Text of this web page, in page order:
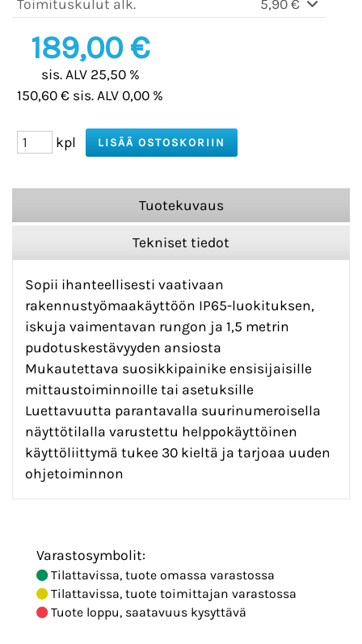
Toimituskulut alk.
5,90 €
189,00 €
sis. ALV 25,50 %
150,60 € sis. ALV 0,00 %
kpl
Tuotekuvaus
Tekniset tiedot
Sopii ihanteellisesti vaativaan
rakennustyömaakäyttöön IP65-luokituksen,
iskuja vaimentavan rungon ja 1,5 metrin
pudotuskestävyyden ansiosta
Mukautettava suosikkipainike ensisijaisille
mittaustoiminnoille tai asetuksille
Luettavuutta parantavalla suurinumeroisella
näyttötilalla varustettu helppokäyttöinen
käyttöliittymä tukee 30 kieltä ja tarjoaa uuden
ohjetoiminnon
Varastosymbolit:
Tilattavissa, tuote omassa varastossa
Tilattavissa, tuote toimittajan varastossa
Tuote loppu, saatavuus kysyttävä